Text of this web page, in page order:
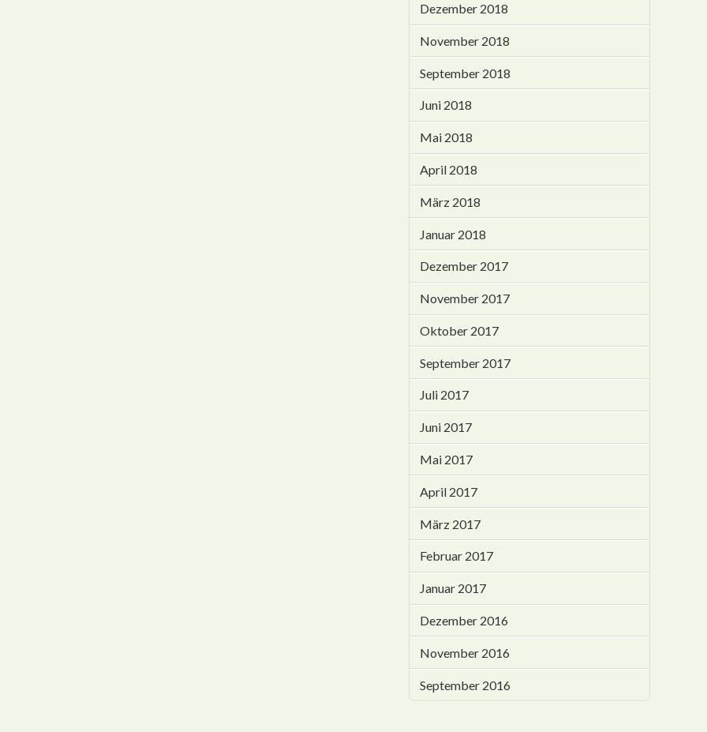
Dezember 2018
November 2018
September 2018
Juni 2018
Mai 2018
April 2018
März 2018
Januar 2018
Dezember 2017
November 2017
Oktober 2017
September 2017
Juli 2017
Juni 2017
Mai 2017
April 2017
März 2017
Februar 2017
Januar 2017
Dezember 2016
November 2016
September 2016